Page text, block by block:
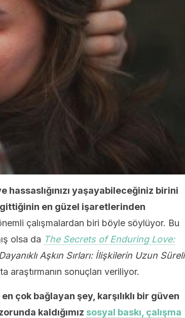
hassaslığınızı yaşayabileceğiniz birini
en güzel işaretlerinden
çalışmalardan biri böyle söylüyor. Bu
olsa da The Secrets of Enduring Love:
Aşkın Sırları: İlişkilerin Uzun Süreli
araştırmanın sonuçları veriliyor.
çok bağlayan şey, karşılıklı bir güven
kaldığımız sosyal baskı, çalışma